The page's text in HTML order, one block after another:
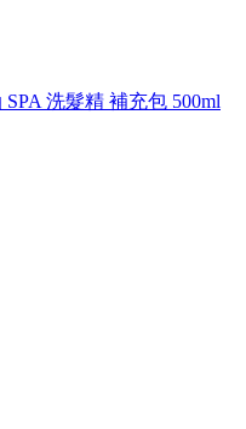
洗髮精 補充包 500ml